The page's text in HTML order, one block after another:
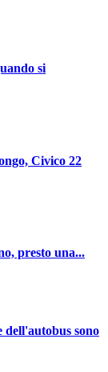
si
Civico 22
presto una...
sono